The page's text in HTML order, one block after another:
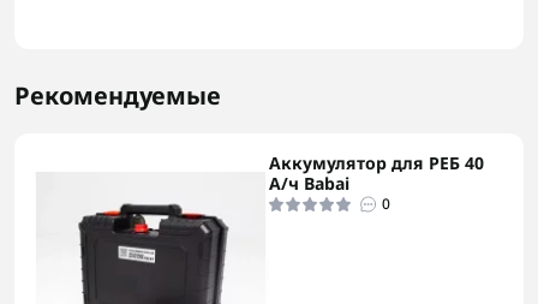
Рекомендуемые
Аккумулятор для РЕБ 40
А/ч Babai
0